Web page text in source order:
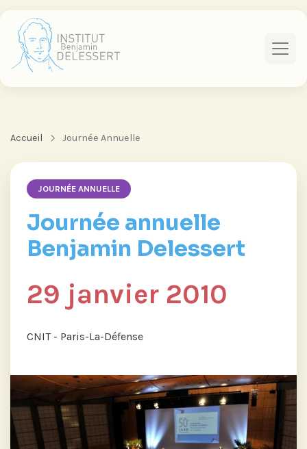
Accueil Journée Annuelle
JOURNÉE ANNUELLE
Journée annuelle
Benjamin Delessert
29 janvier 2010
CNIT - Paris-La-Défense